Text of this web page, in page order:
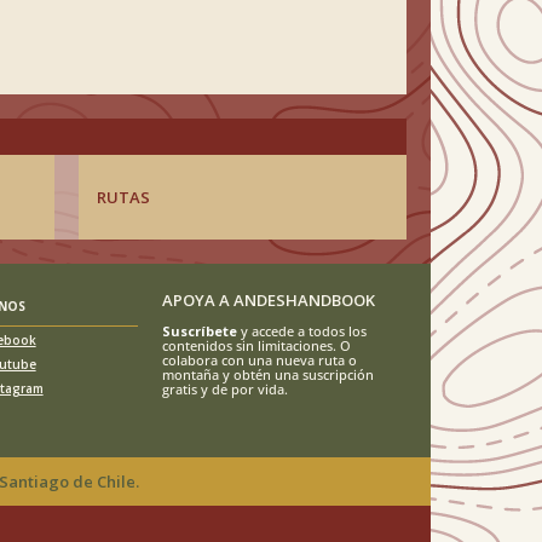
RUTAS
APOYA A ANDESHANDBOOK
Suscríbetey accede a todos los
contenidos sin limitaciones. O
colabora con una nueva ruta o
montaña y obtén una suscripción
gratis y de por vida.
de Chile.